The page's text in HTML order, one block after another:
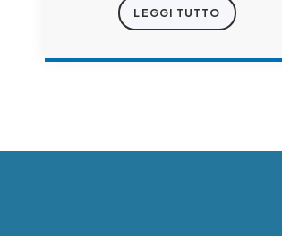
LEGGI TUTTO